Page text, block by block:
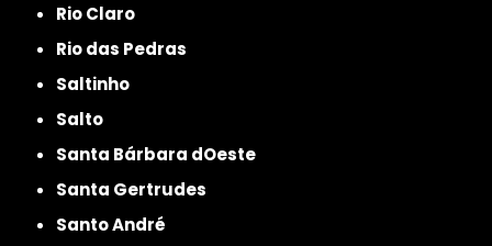
Rio Claro
Rio das Pedras
Saltinho
Salto
Santa Bárbara dOeste
Santa Gertrudes
Santo André